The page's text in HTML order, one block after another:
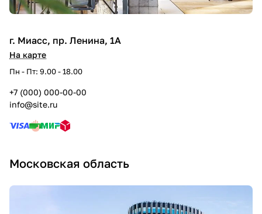
г. Миасс, пр. Ленина, 1А
На карте
Пн - Пт: 9.00 - 18.00
+7 (000) 000-00-00
info@site.ru
Московская область